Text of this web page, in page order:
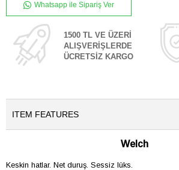
Whatsapp ile Sipariş Ver
1500 TL VE ÜZERİ
ALIŞVERİŞLERDE
ÜCRETSİZ KARGO
ITEM FEATURES
Welch
Keskin hatlar. Net duruş. Sessiz lüks.